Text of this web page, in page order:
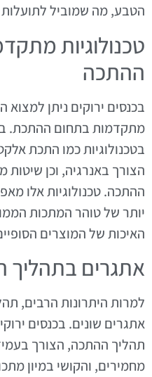
הטבע, מה שמוביל לתועלות
טכנולוגיות
ההתכה
בכנסים ירוקים ניתן למצוא
מתקדמות בתחום ההתכת.
בטכנולוגיות כמו התכת
הצורך באנרגיה, וכן שיטות
ההתכה. טכנולוגיות אלו
יותר של טוהר המתכות
האיכות של המוצרים
אתגרים
למרות היתרונות הרבים,
אתגרים שונים. בכנסים
תהליך ההתכה, הצורך
מחמירים, והקושי במיון